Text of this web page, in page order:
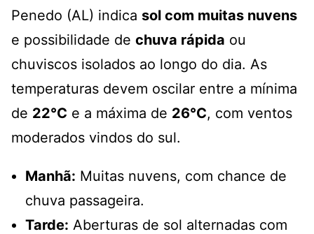
Penedo (AL) indica sol com muitas nuvens
e possibilidade de chuva rápida ou
chuviscos isolados ao longo do dia. As
temperaturas devem oscilar entre a mínima
de 22°C e a máxima de 26°C, com ventos
moderados vindos do sul.
Manhã: Muitas nuvens, com chance de
chuva passageira.
Tarde: Aberturas de sol alternadas com